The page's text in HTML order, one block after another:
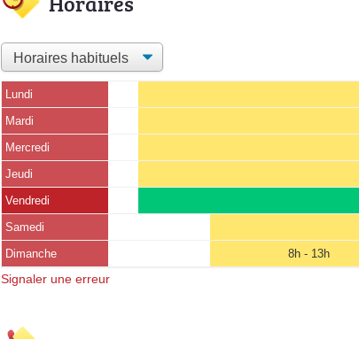
Lundi
Mardi
Mercredi
Jeudi
Vendredi
Samedi
Dimanche 8h - 13h
Signaler une erreur